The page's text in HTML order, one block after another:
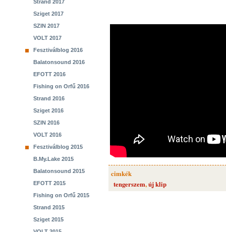
Strand 2017
Sziget 2017
SZIN 2017
VOLT 2017
Fesztiválblog 2016
Balatonsound 2016
EFOTT 2016
Fishing on Orfű 2016
Strand 2016
Sziget 2016
SZIN 2016
VOLT 2016
Fesztiválblog 2015
B.My.Lake 2015
Balatonsound 2015
EFOTT 2015
Fishing on Orfű 2015
Strand 2015
Sziget 2015
cimkék
tengerszem,új klip